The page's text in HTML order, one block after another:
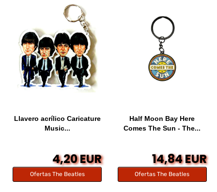
Llavero acrílico Caricature
Music...
4,20 EUR
Ofertas The Beatles
Half Moon Bay Here
Comes The Sun - The...
14,84 EUR
Ofertas The Beatles